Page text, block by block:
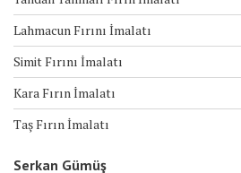
Lahmacun Fırını İmalatı
Simit Fırını İmalatı
Kara Fırın İmalatı
Taş Fırın İmalatı
Serkan Gümüş